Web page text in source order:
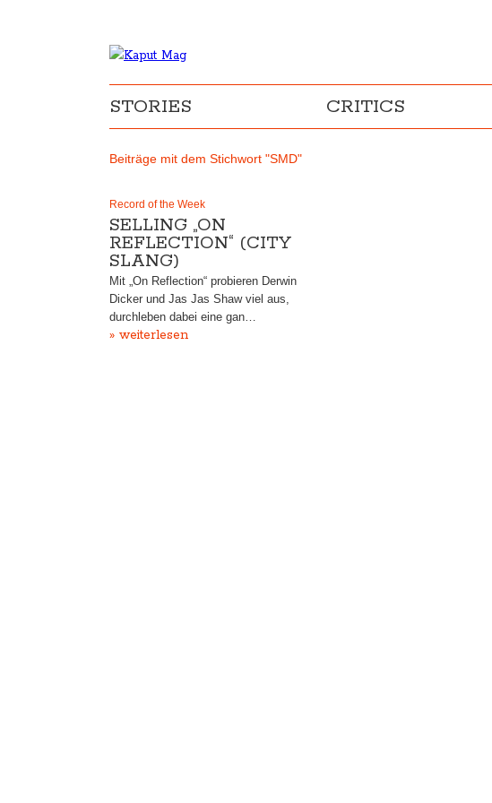
STORIES CRITICS
Beiträge mit dem Stichwort "SMD"
Record of the Week
SELLING „ON
REFLECTION“ (CITY
SLANG)
Mit „On Reflection“ probieren Derwin
Dicker und Jas Jas Shaw viel aus,
durchleben dabei eine gan…
» weiterlesen